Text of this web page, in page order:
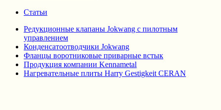
Статьи
Редукционные клапаны Jokwang с пилотным
управлением
Конденсатоотводчики Jokwang
Фланцы воротниковые приварные встык
Продукция компании Kennametal
Нагревательные плиты Harry Gestigkeit CERAN